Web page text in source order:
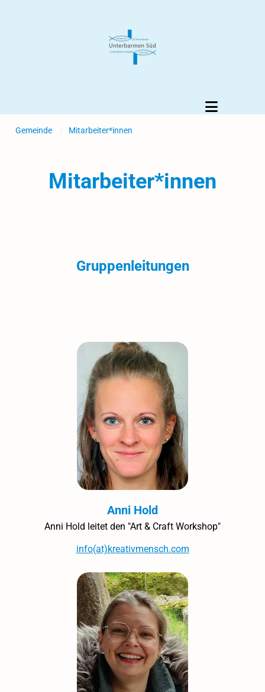
Gemeinde / Mitarbeiter*innen
Mitarbeiter*innen
Gruppenleitungen
Anni Hold
Anni Hold leitet den "Art & Craft Workshop"
info(at)kreativmensch.com